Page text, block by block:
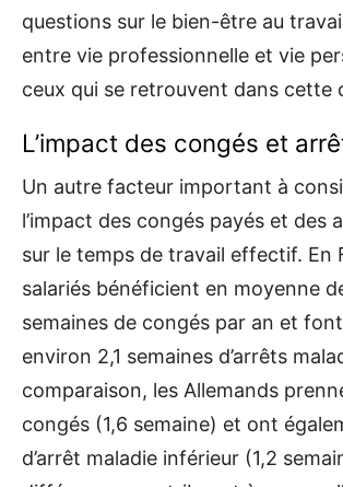
questions sur le bien-être au
entre vie professionnelle et vie
ceux qui se retrouvent dans cette
L’impact des congés et
Un autre facteur important à
l’impact des congés payés et des
sur le temps de travail effectif. En
salariés bénéficient en moyenne
semaines de congés par an et
environ 2,1 semaines d’arrêts
comparaison, les Allemands
congés (1,6 semaine) et ont
d’arrêt maladie inférieur (1,2